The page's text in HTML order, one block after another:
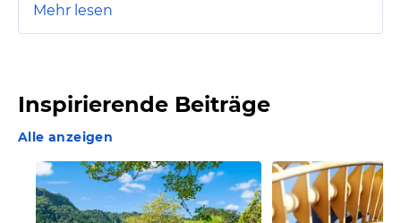
Mehr lesen
Inspirierende Beiträge
Alle anzeigen